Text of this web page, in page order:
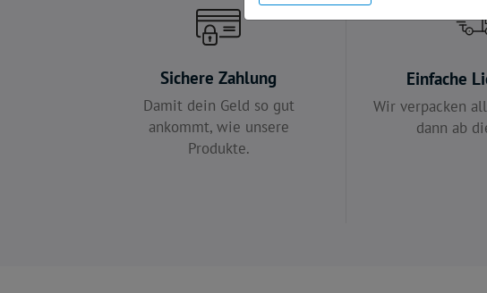
Sichere Zahlung
Damit dein Geld so gut
ankommt, wie unsere
Produkte.
Einfache
Wir verpacken
dann ab